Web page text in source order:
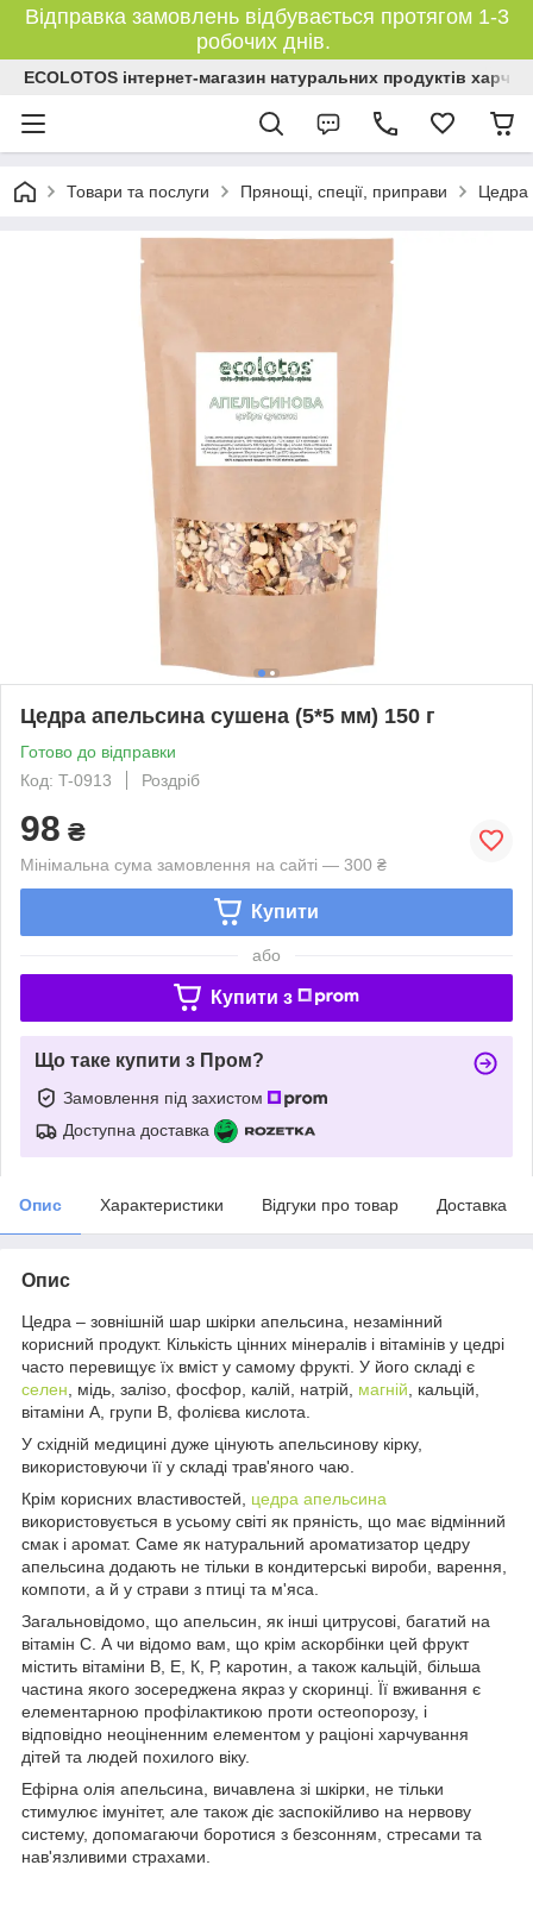
Відправка замовлень відбувається протягом 1-3
робочих днів.
ECOLOTOS інтернет-магазин натуральних продуктів
Товари та послуги Прянощі, спеції, приправи Цедра
Цедра апельсина сушена (5*5 мм) 150 г
Готово до відправки
Код: T-0913
Роздріб
98 ₴
Мінімальна сума замовлення на сайті — 300 ₴
Купити
або
Купити з
Що таке купити з Пром?
Замовлення під захистом
Доступна доставка
Опис Характеристики Відгуки про товар Доставка
Опис
Цедра – зовнішній шар шкірки апельсина, незамінний
корисний продукт. Кількість цінних мінералів і вітамінів у цедрі
часто перевищує їх вміст у самому фрукті. У його складі є
селен , мідь, залізо, фосфор, калій, натрій, магній , кальцій,
вітаміни А, групи В, фолієва кислота.
У східній медицині дуже цінують апельсинову кірку,
використовуючи її у складі трав'яного чаю.
Крім корисних властивостей, цедра апельсина
використовується в усьому світі як пряність, що має відмінний
смак і аромат. Саме як натуральний ароматизатор цедру
апельсина додають не тільки в кондитерські вироби, варення,
компоти, а й у страви з птиці та м'яса.
Загальновідомо, що апельсин, як інші цитрусові, багатий на
вітамін С. А чи відомо вам, що крім аскорбінки цей фрукт
містить вітаміни В, Е, К, Р, каротин, а також кальцій, більша
частина якого зосереджена якраз у скоринці. Її вживання є
елементарною профілактикою проти остеопорозу, і
відповідно неоціненним елементом у раціоні харчування
дітей та людей похилого віку.
Ефірна олія апельсина, вичавлена ​​зі шкірки, не тільки
стимулює імунітет, але також діє заспокійливо на нервову
систему, допомагаючи боротися з безсонням, стресами та
нав'язливими страхами.